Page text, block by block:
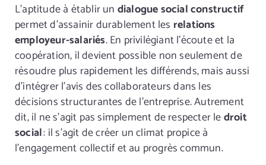
L’aptitude à établir un dialogue social constructif
permet d’assainir durablement les relations
employeur-salariés. En privilégiant l’écoute et la
coopération, il devient possible non seulement de
résoudre plus rapidement les différends, mais aussi
d’intégrer l’avis des collaborateurs dans les
décisions structurantes de l’entreprise. Autrement
dit, il ne s’agit pas simplement de respecter ledroit
social: il s’agit de créer un climat propice à
l’engagement collectif et au progrès commun.